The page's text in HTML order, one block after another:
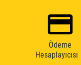
Ödeme
Hesaplayıcısı